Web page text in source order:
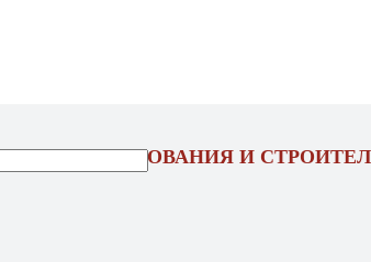
ОТ ПРОЕКТИРОВАНИЯ И